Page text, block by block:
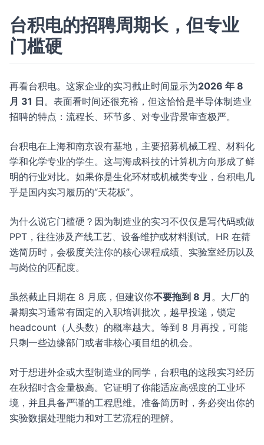
台积电的招聘周期长，但专业
门槛硬
再看台积电。这家企业的实习截止时间显示为2026 年 8
月 31 日。表面看时间还很充裕，但这恰恰是半导体制造业
招聘的特点：流程长、环节多、对专业背景审查极严。
台积电在上海和南京设有基地，主要招募机械工程、材料化
学和化学专业的学生。这与海成科技的计算机方向形成了鲜
明的行业对比。如果你是生化环材或机械类专业，台积电几
乎是国内实习履历的“天花板”。
为什么说它门槛硬？因为制造业的实习不仅仅是写代码或做
PPT，往往涉及产线工艺、设备维护或材料测试。HR 在筛
选简历时，会极度关注你的核心课程成绩、实验室经历以及
与岗位的匹配度。
虽然截止日期在 8 月底，但建议你不要拖到 8 月 。大厂的
暑期实习通常有固定的入职培训批次，越早投递，锁定
headcount（人头数）的概率越大。等到 8 月再投，可能
只剩一些边缘部门或者非核心项目组的机会。
对于想进外企或大型制造业的同学，台积电的这段实习经历
在秋招时含金量极高。它证明了你能适应高强度的工业环
境，并且具备严谨的工程思维。准备简历时，务必突出你的
实验数据处理能力和对工艺流程的理解。